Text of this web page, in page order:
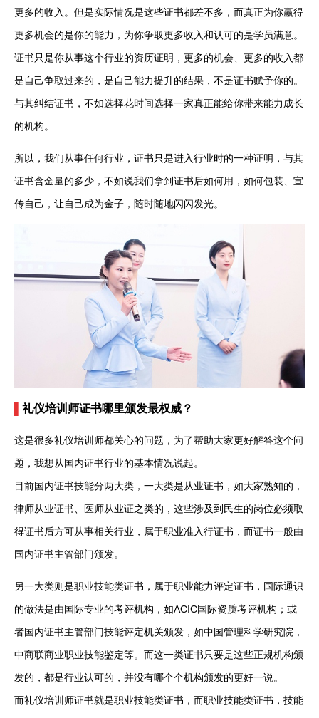
更多的收入。但是实际情况是这些证书都差不多，而真正为你赢得
更多机会的是你的能力，为你争取更多收入和认可的是学员满意。
证书只是你从事这个行业的资历证明，更多的机会、更多的收入都
是自己争取过来的，是自己能力提升的结果，不是证书赋予你的。
与其纠结证书，不如选择花时间选择一家真正能给你带来能力成长
的机构。
所以，我们从事任何行业，证书只是进入行业时的一种证明，与其
证书含金量的多少，不如说我们拿到证书后如何用，如何包装、宣
传自己，让自己成为金子，随时随地闪闪发光。
礼仪培训师证书哪里颁发最权威？
这是很多礼仪培训师都关心的问题，为了帮助大家更好解答这个问
题，我想从国内证书行业的基本情况说起。
目前国内证书技能分两大类，一大类是从业证书，如大家熟知的，
律师从业证书、医师从业证之类的，这些涉及到民生的岗位必须取
得证书后方可从事相关行业，属于职业准入行证书，而证书一般由
国内证书主管部门颁发。
另一大类则是职业技能类证书，属于职业能力评定证书，国际通识
的做法是由国际专业的考评机构，如ACIC国际资质考评机构；或
者国内证书主管部门技能评定机关颁发，如中国管理科学研究院，
中商联商业职业技能鉴定等。而这一类证书只要是这些正规机构颁
发的，都是行业认可的，并没有哪个个机构颁发的更好一说。
而礼仪培训师证书就是职业技能类证书，而职业技能类证书，技能